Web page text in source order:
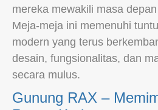
mereka mewakili masa
Meja-meja ini memenuhi
modern yang terus
desain, fungsionalitas, dan
secara mulus.
Gunung RAX –